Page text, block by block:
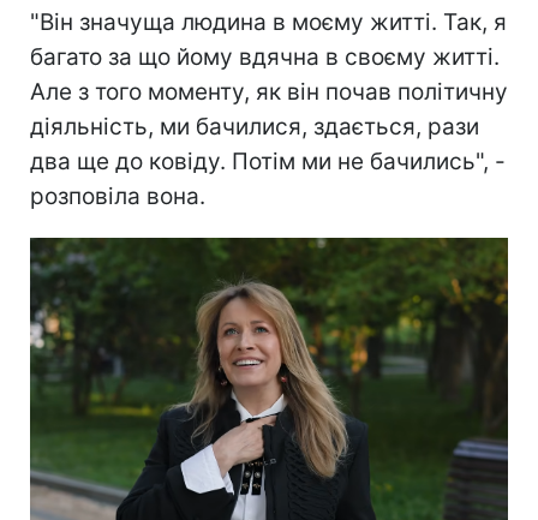
"Він значуща людина в моєму житті. Так, я
багато за що йому вдячна в своєму житті.
Але з того моменту, як він почав політичну
діяльність, ми бачилися, здається, рази
два ще до ковіду. Потім ми не бачились", -
розповіла вона.